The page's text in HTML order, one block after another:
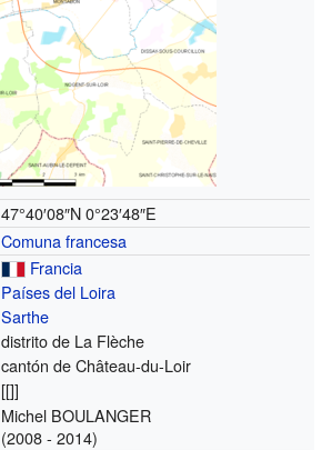
47°40′08″N 0°23′48″E
Comuna francesa
Francia
Países del Loira
Sarthe
distrito de La Flèche
cantón de Château-du-Loir
[[]]
Michel BOULANGER
(2008 - 2014)